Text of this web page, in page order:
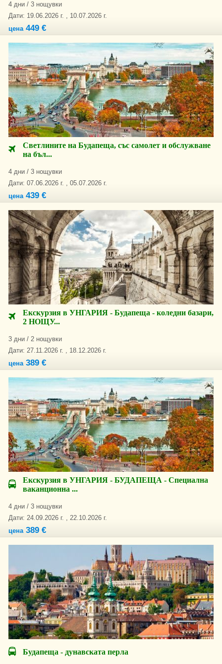
4 дни / 3 нощувки
Дати: 19.06.2026 г. , 10.07.2026 г.
цена449 €
Светлините на Будапеща, със самолет и обслужване
на бъл...
4 дни / 3 нощувки
Дати: 07.06.2026 г. , 05.07.2026 г.
цена439 €
Екскурзия в УНГАРИЯ - Будапеща - коледни базари,
2 НОЩУ...
3 дни / 2 нощувки
Дати: 27.11.2026 г. , 18.12.2026 г.
цена389 €
Екскурзия в УНГАРИЯ - БУДАПЕЩА - Специална
ваканционна ...
4 дни / 3 нощувки
Дати: 24.09.2026 г. , 22.10.2026 г.
цена389 €
Будапеща - дунавската перла